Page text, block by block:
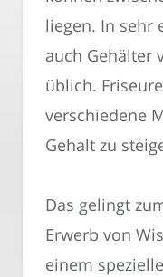
liegen. In sehr
auch Gehälter
üblich.
verschiedene
Gehalt zu
Das gelingt
Erwerb von
einem